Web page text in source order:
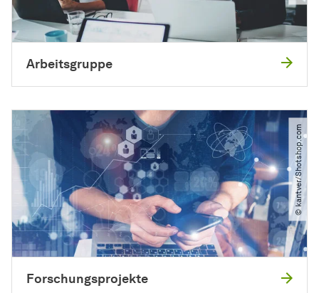
Arbeitsgruppe
© kantver​/​Shotshop.com
Forschungsprojekte